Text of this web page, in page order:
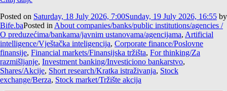
Posted on Saturday, 18 July 2026, 7:00Sunday, 19 July 2026, 16:55 by
Bife.baPosted in About companies/banks/public institutions/agencies /
O preduzećima/bankama/javnim ustanovama/agencijama, Artificial
intelligence/Vještačka inteligencija, Corporate finance/Poslovne
finansije, Financial markets/Finansijska tržišta, For thinking/Za
razmišljanje, Investment banking/Investiciono bankarstvo,
Shares/Akcije, Short research/Kratka istraživanja, Stock
exchange/Berza, Stock market/Tržište akcija